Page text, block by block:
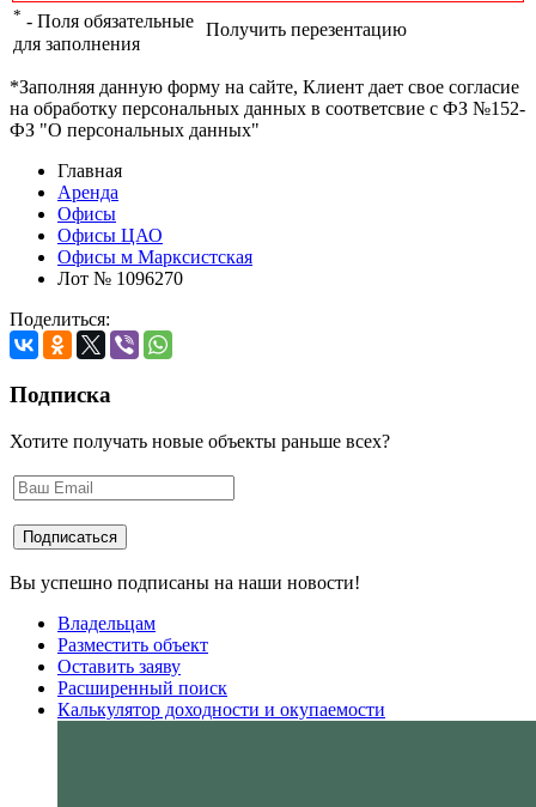
* - Поля обязательные
для заполнения
Получить перезентацию
*Заполняя данную форму на сайте, Клиент дает свое согласие
на обработку персональных данных в соответсвие с ФЗ №152-
ФЗ "О персональных данных"
Главная
Аренда
Офисы
Офисы ЦАО
Офисы м Марксистская
Лот № 1096270
Поделиться:
Подписка
Хотите получать новые объекты раньше всех?
Вы успешно подписаны на наши новости!
Владельцам
Разместить объект
Оставить заяву
Расширенный поиск
Калькулятор доходности и окупаемости